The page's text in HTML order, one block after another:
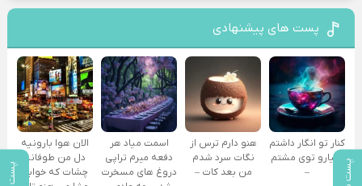
پست های پیشنهادی
کنار تو انگار داشتم
دنیارو توی مشتم
–
هنو دارم ترس از
نگات سرد شدم
من بعد کات –
اسمت میاد هر
دفعه میرم تراپی
دروغ‌ های مسخرت
الان هوا بارونیه
دل من طوفانه
چشات که خوابه